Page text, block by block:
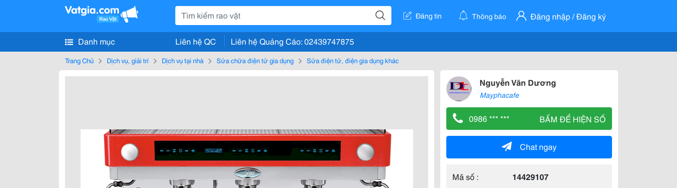
Đăng tin Thông báo Đăng nhập / Đăng ký
Danh mục Liên hệ QC Liên hệ Quảng Cáo: 02439747875
Trang Chủ Dịch vụ, giải trí Dịch vụ tại nhà Sửa chữa điện tử gia dụng Sửa điện tử, điện gia dụng khác
Nguyễn Văn Dương
Mayphacafe
0986 *** *** BẤM ĐỂ HIỆN SỐ
Chat ngay
Mã số :
14429107